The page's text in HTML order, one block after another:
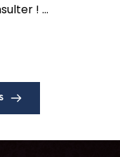
! ...